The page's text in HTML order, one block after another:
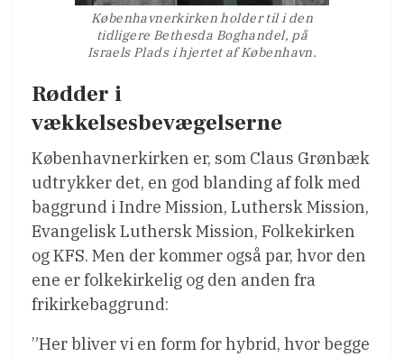
Københavnerkirken holder til i den
tidligere Bethesda Boghandel, på
Israels Plads i hjertet af København.
Rødder i
vækkelsesbevægelserne
Københavnerkirken er, som Claus Grønbæk
udtrykker det, en god blanding af folk med
baggrund i Indre Mission, Luthersk Mission,
Evangelisk Luthersk Mission, Folkekirken
og KFS. Men der kommer også par, hvor den
ene er folkekirkelig og den anden fra
frikirkebaggrund:
”Her bliver vi en form for hybrid, hvor begge